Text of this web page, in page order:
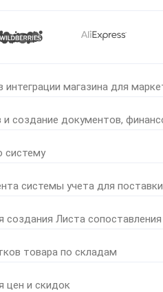
магазина для
и создание документов,
систему
системы учета для
создания Листа сопоставления
товара по складам
цен и скидок